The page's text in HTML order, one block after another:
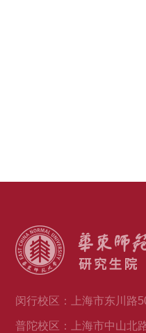
闵行校区：上海市东川路
普陀校区：上海市中山北